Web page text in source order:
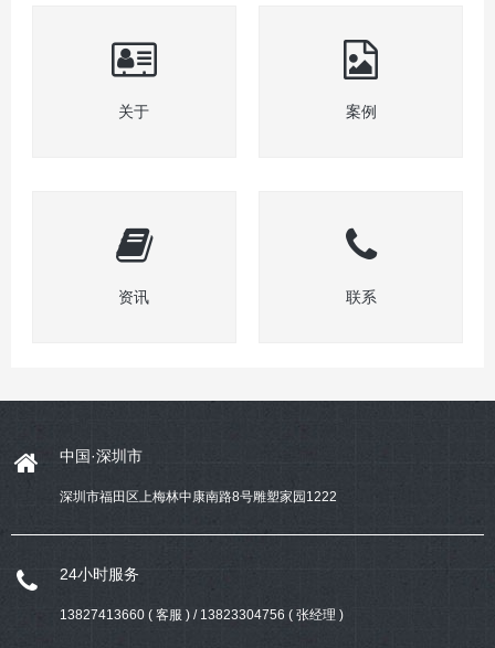
关于 案例
资讯 联系
中国·深圳市
深圳市福田区上梅林中康南路8号雕塑家园1222
24小时服务
13827413660 ( 客服 ) / 13823304756 ( 张经理 )